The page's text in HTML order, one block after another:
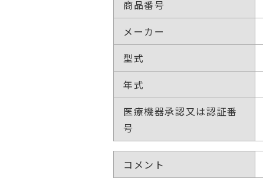
商品番号
メーカー
型式
年式
医療機器承認又は認証番
号
コメント